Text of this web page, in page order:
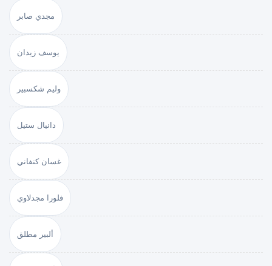
مجدي صابر
يوسف زيدان
وليم شكسبير
دانيال ستيل
غسان كنفاني
فلورا مجدلاوي
ألبير مطلق